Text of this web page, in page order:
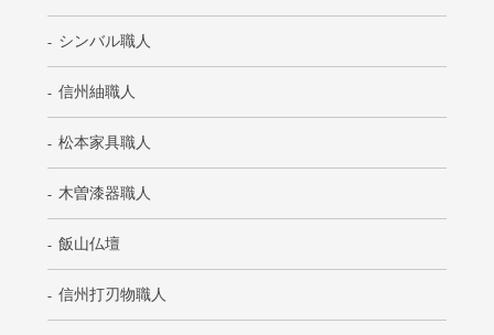
シンバル職人
信州紬職人
松本家具職人
木曽漆器職人
飯山仏壇
信州打刃物職人